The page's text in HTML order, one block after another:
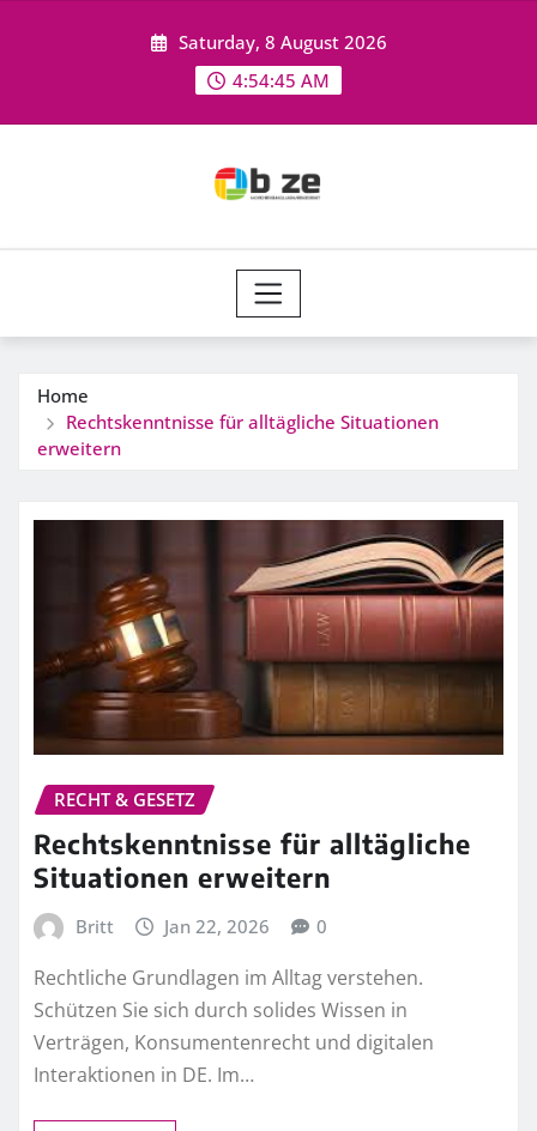
Saturday, 8 August 2026
4:54:46 AM
Home
Rechtskenntnisse für alltägliche Situationen
erweitern
RECHT & GESETZ
Rechtskenntnisse für alltägliche
Situationen erweitern
Britt Jan 22, 2026 0
Rechtliche Grundlagen im Alltag verstehen.
Schützen Sie sich durch solides Wissen in
Verträgen, Konsumentenrecht und digitalen
Interaktionen in DE. Im…